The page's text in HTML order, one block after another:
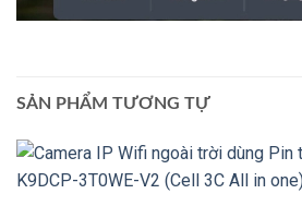
SẢN PHẨM TƯƠNG TỰ